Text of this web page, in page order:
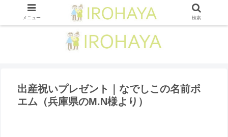
出産祝いプレゼント｜なでしこの名前ポ
エム（兵庫県のM.N様より ）
メニュー 検索